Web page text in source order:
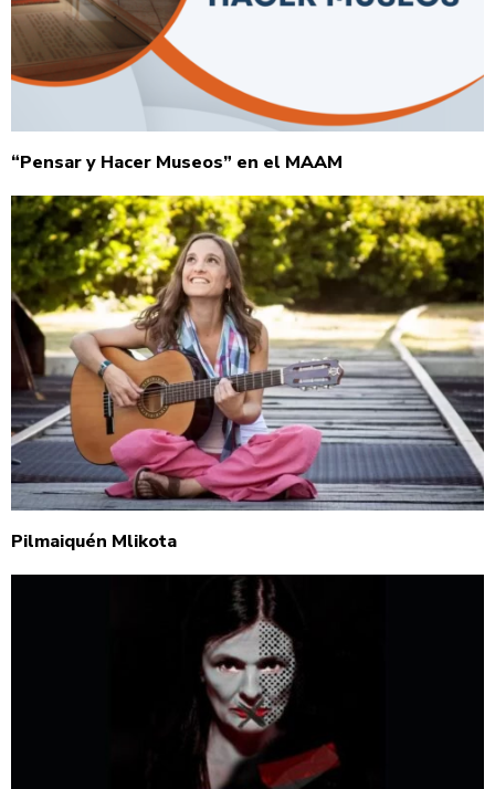
“Pensar y Hacer Museos” en el MAAM
Pilmaiquén Mlikota